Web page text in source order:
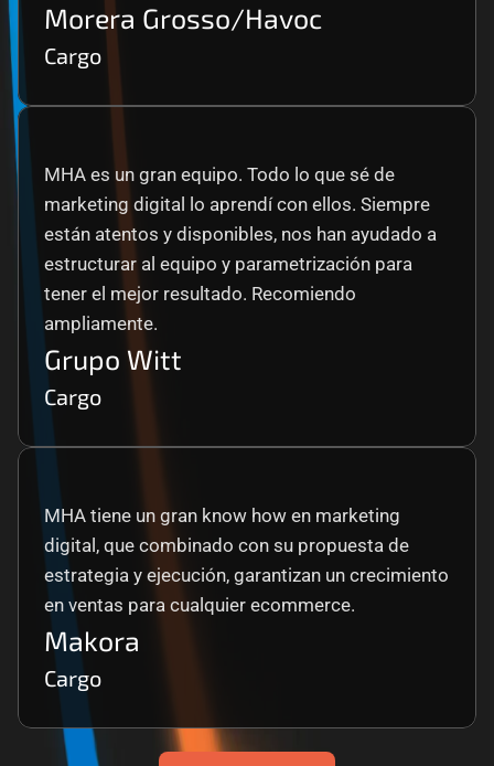
Morera Grosso/Havoc
Cargo
MHA es un gran equipo. Todo lo que sé de
marketing digital lo aprendí con ellos. Siempre
están atentos y disponibles, nos han ayudado a
estructurar al equipo y parametrización para
tener el mejor resultado. Recomiendo
ampliamente.
Grupo Witt
Cargo
MHA tiene un gran know how en marketing
digital, que combinado con su propuesta de
estrategia y ejecución, garantizan un crecimiento
en ventas para cualquier ecommerce.
Makora
Cargo